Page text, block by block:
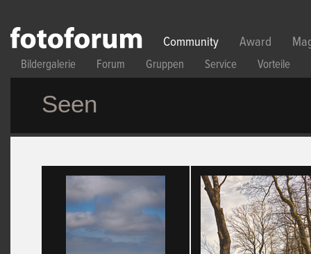
Community Award
Bildergalerie Forum Gruppen Service Vorteile
Seen
Seiten